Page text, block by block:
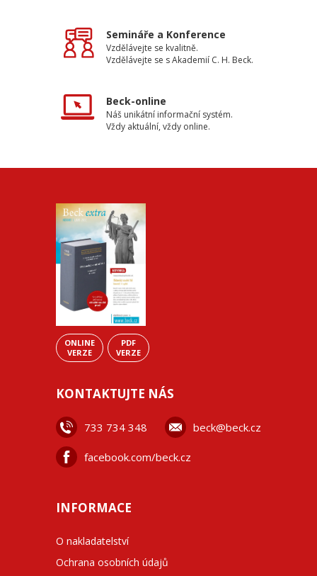
Semináře a Konference
Vzdělávejte se kvalitně.
Vzdělávejte se s Akademií C. H. Beck.
Beck-online
Náš unikátní informační systém.
Vždy aktuální, vždy online.
ONLINE
VERZE
PDF
VERZE
KONTAKTUJTE NÁS
733 734 348 beck@beck.cz
facebook.com/beck.cz
INFORMACE
O nakladatelství
Ochrana osobních údajů